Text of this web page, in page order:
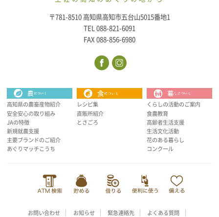
〒781-8510 高知県高知市五台山5015番地1
TEL 088-821-6091
FAX 088-856-6980
高知県の農畜産物紹介
安全安心の取り組み
JAの特徴
新規就農支援
主要ブランドのご紹介
あぐりマッチこうち
レシピ集
直販所紹介
とさごろ
くらしの活動のご案内
食農教育
高齢者生活支援
生活文化活動
花のある暮らし
コンクール
お問い合わせ お知らせ 緊急連絡先 よくある質問